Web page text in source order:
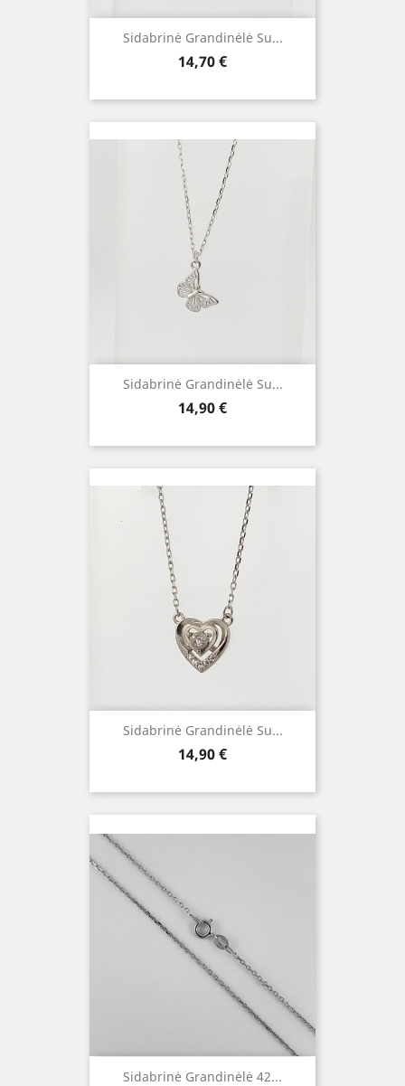
Sidabrinė Grandinėlė Su...
Kaina
14,70 €
Sidabrinė Grandinėlė Su...
Kaina
14,90 €
Sidabrinė Grandinėlė Su...
Kaina
14,90 €
Sidabrinė Grandinėlė 42...